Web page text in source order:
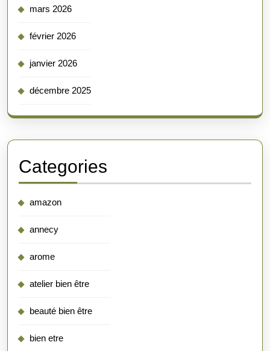
mars 2026
février 2026
janvier 2026
décembre 2025
Categories
amazon
annecy
arome
atelier bien être
beauté bien être
bien etre